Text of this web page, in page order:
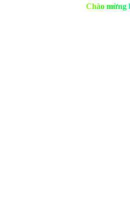
Chào mừng